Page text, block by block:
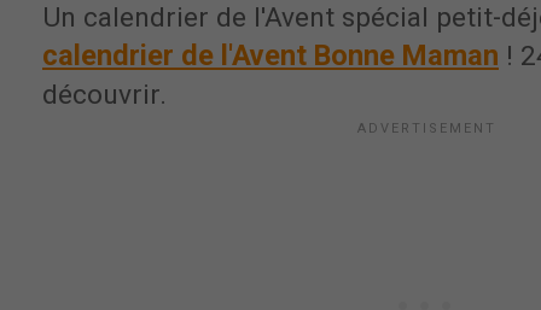
Un calendrier de l'Avent spécial petit-
calendrier de l'Avent Bonne Maman !
découvrir.